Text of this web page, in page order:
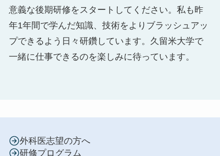
意義な後期研修をスタートしてください。私も昨
年1年間で学んだ知識、技術をよりブラッシュアッ
プできるよう日々研鑽しています。久留米大学で
一緒に仕事できるのを楽しみに待っています。
外科医志望の方へ
研修プログラム